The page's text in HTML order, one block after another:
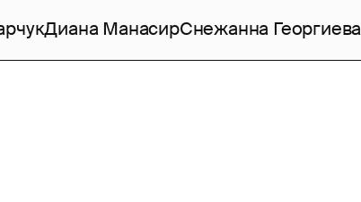
Диана МанасирСнежанна Георгиева